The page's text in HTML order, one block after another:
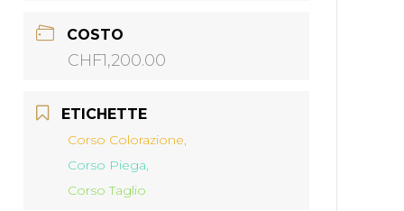
COSTO
CHF1,200.00
ETICHETTE
Corso Colorazione,
Corso Piega,
Corso Taglio